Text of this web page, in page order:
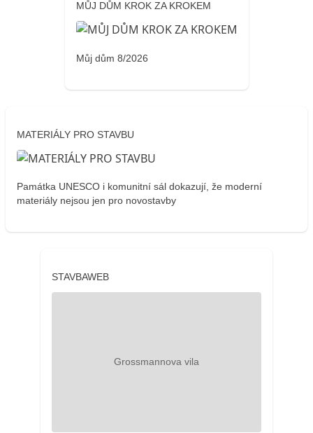
MŮJ DŮM KROK ZA KROKEM
Můj dům 8/2026
MATERIÁLY PRO STAVBU
Památka UNESCO i komunitní sál dokazují, že moderní
materiály nejsou jen pro novostavby
STAVBAWEB